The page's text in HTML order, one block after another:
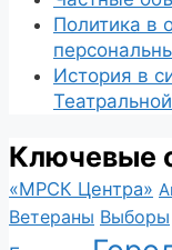
Политика в
История в
Ключевые
«МРСК Центра»
Ветераны Выборы